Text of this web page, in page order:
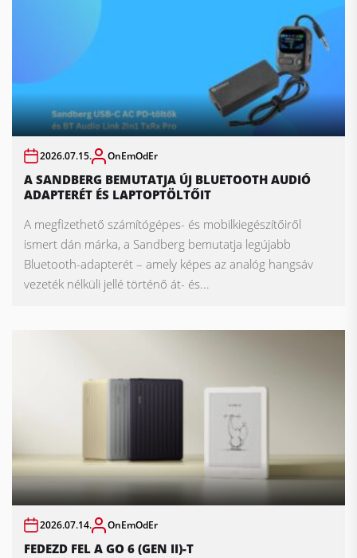
2026.07.15. OnEmOdEr
A SANDBERG BEMUTATJA ÚJ BLUETOOTH AUDIÓ
ADAPTERÉT ÉS LAPTOPTÖLTŐIT
A megfizethető számítógépes- és mobilkiegészítőiről
ismert dán márka, a Sandberg bemutatja legújabb
Bluetooth-adapterét – amely képes az analóg hangsáv
vezeték nélküli jellé történő át- és...
2026.07.14. OnEmOdEr
FEDEZD FEL A GO 6 (GEN II)-T